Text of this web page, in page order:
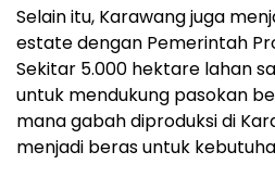
Selain itu, Karawang juga
estate dengan Pemerintah
Sekitar 5.000 hektare lahan
untuk mendukung pasokan
mana gabah diproduksi di
menjadi beras untuk